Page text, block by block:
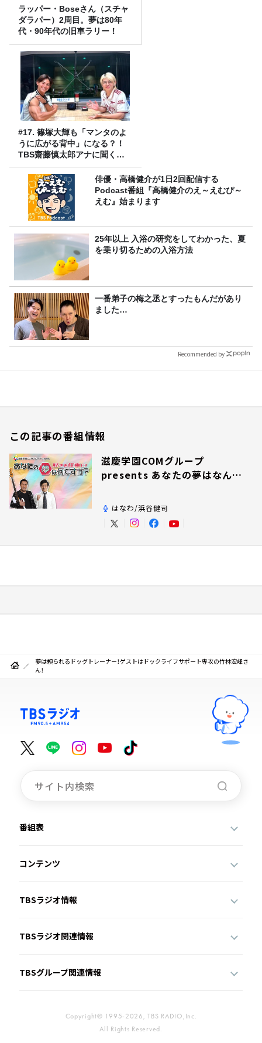
ラッパー・Boseさん（スチャ
ダラパー）2周目。夢は80年
代・90年代の旧車ラリー！
#17. 篠塚大輝も「マンタのよ
うに広がる背中」になる？！
TBS齋藤慎太郎アナに聞くメ
ンズフィジークの魅力！！
俳優・高橋健介が1日2回配信する
Podcast番組『高橋健介のえ～えむぴ～
えむ』始まります
25年以上 入浴の研究をしてわかった、夏
を乗り切るための入浴方法
一番弟子の梅之丞とすったもんだがあり
ました…
Recommended by
この記事の番組情報
滋慶学園COMグループ
presents あなたの夢はなんで
はなわ/浜谷健司
夢は頼られるドッグトレーナー！ゲストはドックライフサポート専攻の竹林宏峰さ
ん！
番組表
コンテンツ
TBSラジオ情報
TBSラジオ関連情報
TBSグループ関連情報
Copyright© 1995-2026, TBS RADIO,Inc.
All Rights Reserved.